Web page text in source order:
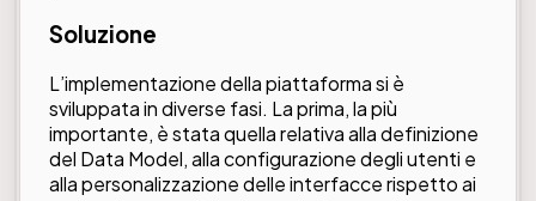
Soluzione
L’implementazione della piattaforma si è
sviluppata in diverse fasi. La prima, la più
importante, è stata quella relativa alla definizione
del Data Model, alla configurazione degli utenti e
alla personalizzazione delle interfacce rispetto ai